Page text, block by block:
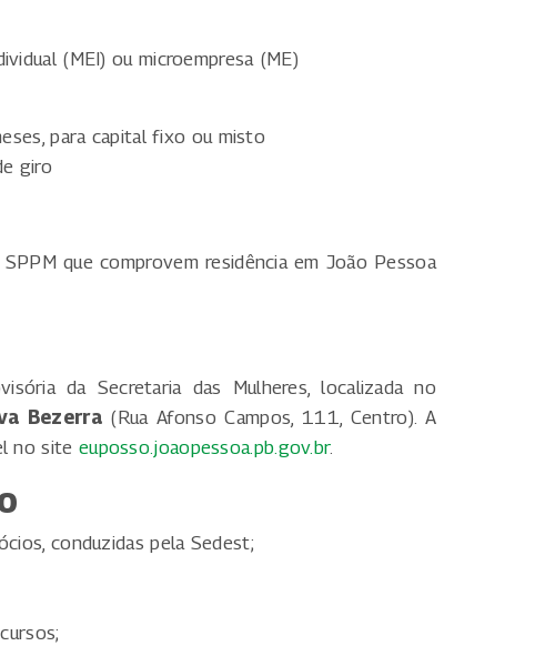
(MEI) ou microempresa (ME)
para capital fixo ou misto
giro
que comprovem residência em João Pessoa
da Secretaria das Mulheres, localizada no
Bezerra (Rua Afonso Campos, 111, Centro). A
no site euposso.joaopessoa.pb.gov.br.
conduzidas pela Sedest;